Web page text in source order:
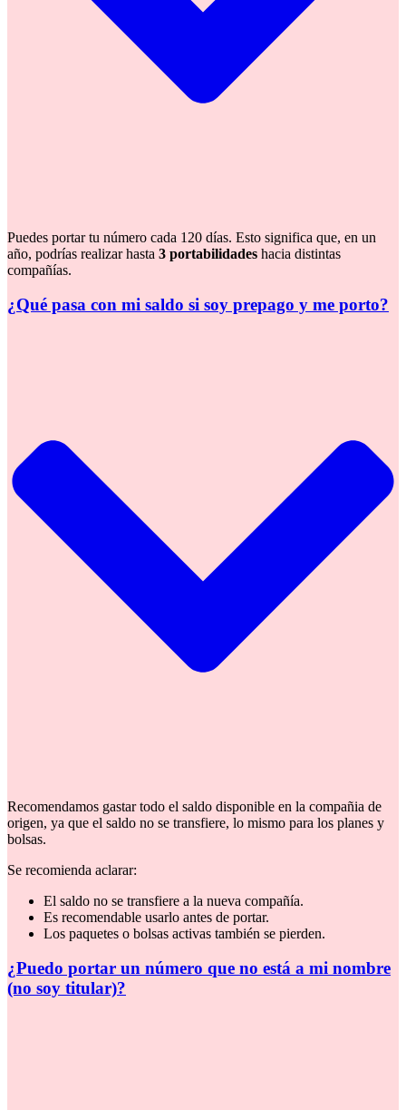
Puedes portar tu número cada 120 días. Esto significa que, en un
año, podrías realizar hasta 3 portabilidades hacia distintas
compañías.
¿Qué pasa con mi saldo si soy prepago y me porto?
Recomendamos gastar todo el saldo disponible en la compañia de
origen, ya que el saldo no se transfiere, lo mismo para los planes y
bolsas.
Se recomienda aclarar:
El saldo no se transfiere a la nueva compañía.
Es recomendable usarlo antes de portar.
Los paquetes o bolsas activas también se pierden.
¿Puedo portar un número que no está a mi nombre
(no soy titular)?